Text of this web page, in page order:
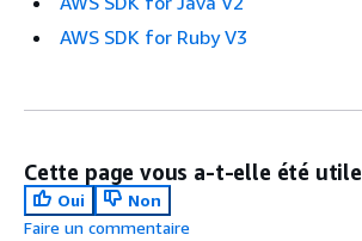
AWS SDK for Ruby V3
Cette page vous a-t-elle été
Oui
Non
Faire un commentaire